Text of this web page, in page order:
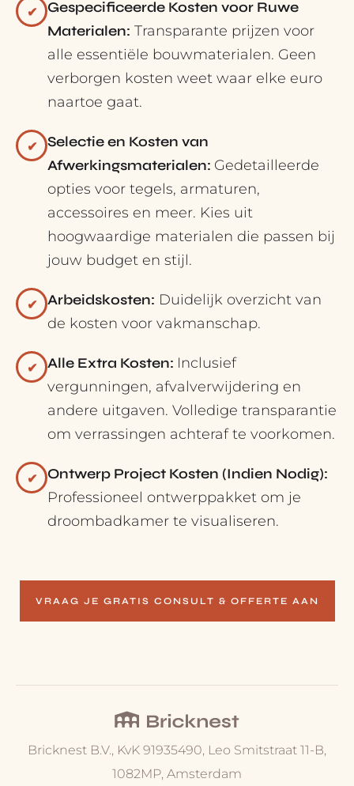
✔
Gespecificeerde Kosten voor Ruwe
Materialen: Transparante prijzen voor
alle essentiële bouwmaterialen. Geen
verborgen kosten weet waar elke euro
naartoe gaat.
✔
Selectie en Kosten van
Afwerkingsmaterialen: Gedetailleerde
opties voor tegels, armaturen,
accessoires en meer. Kies uit
hoogwaardige materialen die passen bij
jouw budget en stijl.
✔ Arbeidskosten: Duidelijk overzicht van
de kosten voor vakmanschap.
✔ Alle Extra Kosten: Inclusief
vergunningen, afvalverwijdering en
andere uitgaven. Volledige transparantie
om verrassingen achteraf te voorkomen.
✔
Ontwerp Project Kosten (Indien Nodig):
Professioneel ontwerppakket om je
droombadkamer te visualiseren.
VRAAG JE GRATIS CONSULT & OFFERTE AAN
Bricknest B.V., KvK 91935490, Leo Smitstraat 11-B,
1082MP, Amsterdam